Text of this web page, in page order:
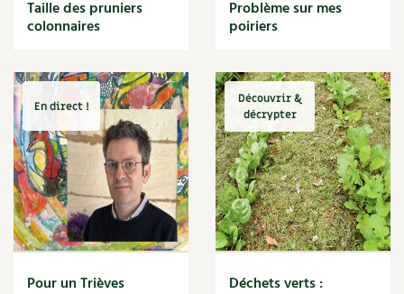
Cuisine saine
Décoration
DIY
Eau
Énergie
Enfants
Expérimentation
Fleur
Jardin bio
Légumes
Légumineuse
Taille des pruniers
colonnaires
Problème sur mes
poiriers
En direct !
Pour un Trièves
Découvrir &
décrypter
Déchets verts :